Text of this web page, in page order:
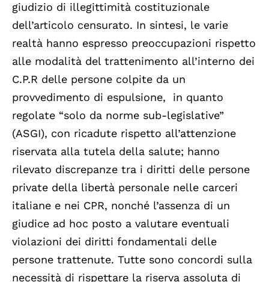
giudizio di illegittimità costituzionale
dell’articolo censurato. In sintesi, le varie
realtà hanno espresso preoccupazioni rispetto
alle modalità del trattenimento all’interno dei
C.P.R delle persone colpite da un
provvedimento di espulsione, in quanto
regolate “solo da norme sub-legislative”
(ASGI), con ricadute rispetto all’attenzione
riservata alla tutela della salute; hanno
rilevato discrepanze tra i diritti delle persone
private della libertà personale nelle carceri
italiane e nei CPR, nonché l’assenza di un
giudice ad hoc posto a valutare eventuali
violazioni dei diritti fondamentali delle
persone trattenute. Tutte sono concordi sulla
necessità di rispettare la riserva assoluta di